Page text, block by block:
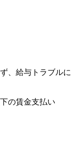
、給与トラブルに
の賃金支払い